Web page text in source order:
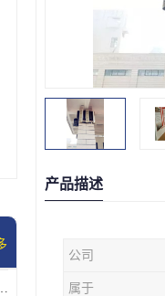
构简单 传输距离远
产品描述
公司
属于